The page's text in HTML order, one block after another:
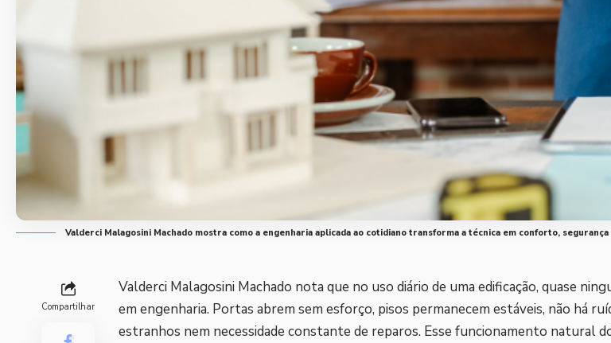
Valderci Malagosini Machado mostra como a engenharia aplicada ao cotidiano transforma a técnica em conforto,
Compartilhar
Valderci Malagosini Machado nota que no uso diário de uma edificação, quase
em engenharia. Portas abrem sem esforço, pisos permanecem estáveis, não há
estranhos nem necessidade constante de reparos. Esse funcionamento natural